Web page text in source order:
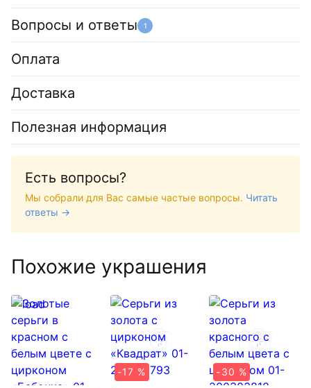
Вопросы и ответы 1
Оплата
Доставка
Полезная информация
Есть вопросы?
Мы собрали для Вас самые частые вопросы. Читать
ответы →
Похожие украшения
-17 %
-30 %